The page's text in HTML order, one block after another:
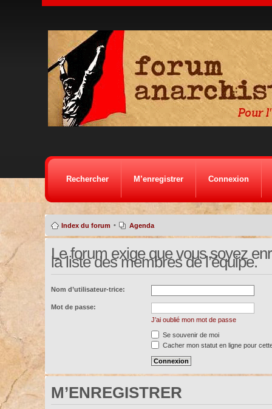
Rechercher M’enregistrer Connexion
Index du forum • Agenda
Le forum exige que vous soyez
la liste des membres de l’équipe.
Nom d’utilisateur-trice:
Mot de passe:
J’ai oublié mon mot de passe
Se souvenir de moi
Cacher mon statut en ligne pour
M’ENREGISTRER